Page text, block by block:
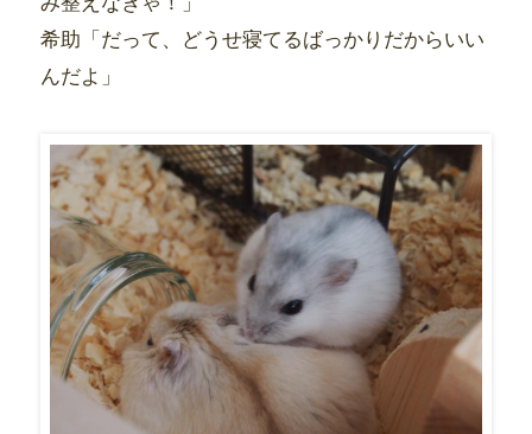
希助「だって、どうせ寝てるばっかりだからいい
んだよ」